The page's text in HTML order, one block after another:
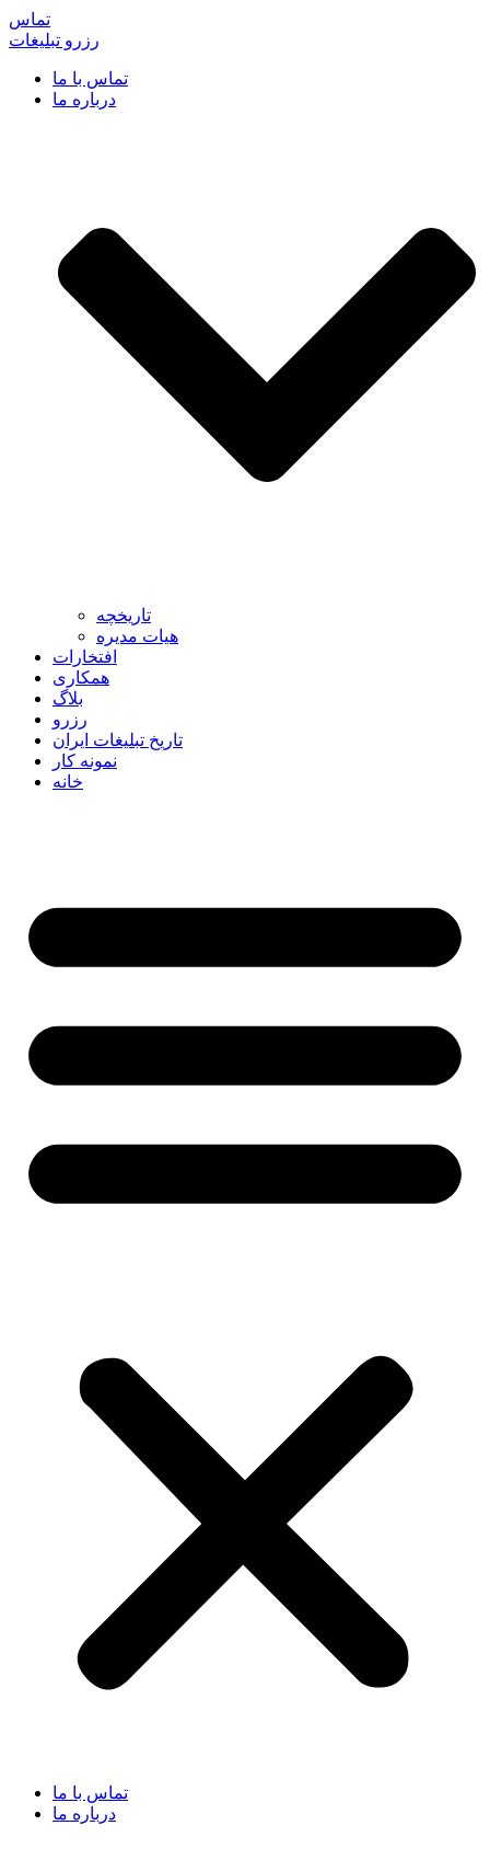
تماس
رزرو تبلیغات
تماس با ما
درباره ما
تاریخچه
هیات مدیره
افتخارات
همکاری
بلاگ
رزرو
تاریخ تبلیغات ایران
نمونه کار
خانه
تماس با ما
درباره ما